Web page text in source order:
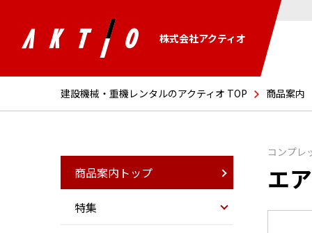
株式会社アクティオ
建設機械・重機レンタルのアクティオ TOP 商品案内
コンプレ
エ
商品案内トップ
特集